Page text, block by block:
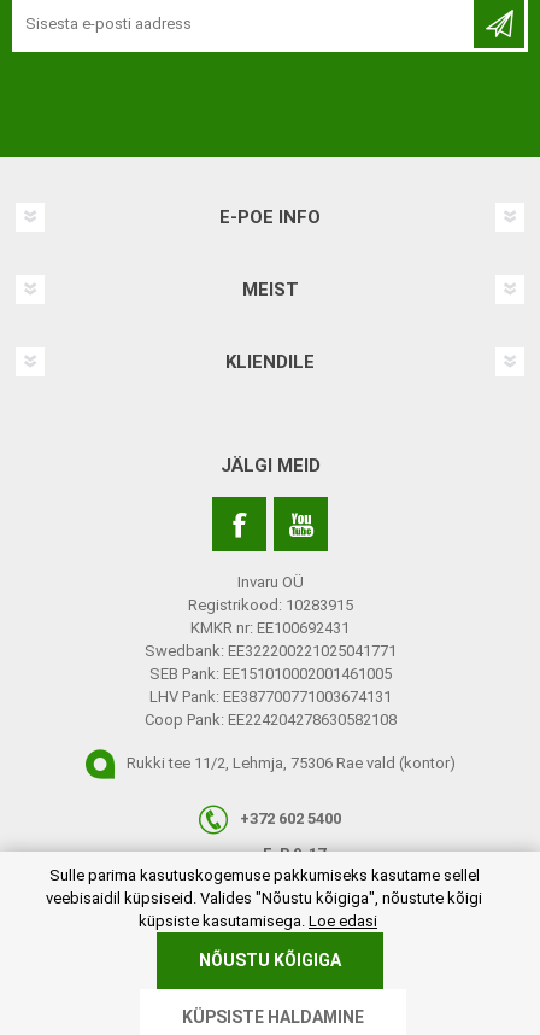
E-POE INFO
MEIST
KLIENDILE
JÄLGI MEID
Invaru OÜ
Registrikood: 10283915
KMKR nr: EE100692431
Swedbank: EE322200221025041771
SEB Pank: EE151010002001461005
LHV Pank: EE387700771003674131
Coop Pank: EE224204278630582108
Rukki tee 11/2, Lehmja, 75306 Rae vald (kontor)
+372 602 5400
E-R 9-17
info@invaru.ee
Powered bynopCommerce
Sulle parima kasutuskogemuse pakkumiseks kasutame sellel
veebisaidil küpsiseid. Valides "Nõustu kõigiga", nõustute kõigi
küpsiste kasutamisega. Loe edasi
NÕUSTU KÕIGIGA
KÜPSISTE HALDAMINE